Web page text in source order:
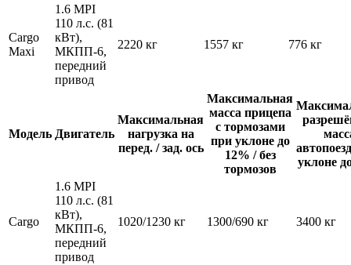
Cargo
Maxi
1.6 MPI
110 л.с. (81
кВт),
МКПП-6,
передний
привод
2220 кг 1557 кг 776 кг
Модель Двигатель
Максимальная
нагрузка на
перед. / зад. ось
Максимальная
масса прицепа
с тормозами
при уклоне до
12% / без
тормозов
уклоне
Cargo
1.6 MPI
110 л.с. (81
кВт),
МКПП-6,
передний
привод
1020/1230 кг 1300/690 кг 3400 кг